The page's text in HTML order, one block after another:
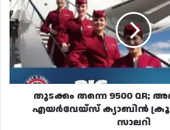
9500
QR;
അറിയാം
ഖത്തർ
എയർവേയ്‌സ്
ക്യാബിൻ
ക്രൂവിന്റെ
സാലറി
തുടക്കം തന്നെ 9500 QR;
എയർവേയ്‌സ് ക്യാബിൻ
സാലറി